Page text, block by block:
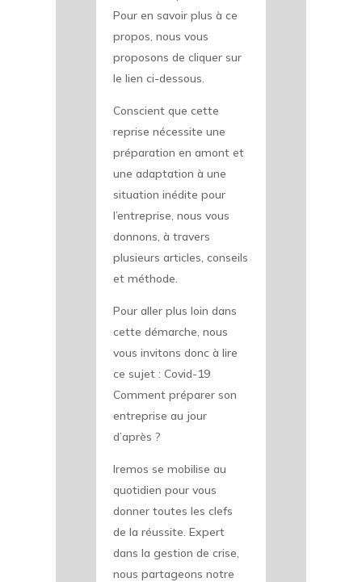
Pour en savoir plus à ce
propos, nous vous
proposons de cliquer sur
le lien ci-dessous.
Conscient que cette
reprise nécessite une
préparation en amont et
une adaptation à une
situation inédite pour
l’entreprise, nous vous
donnons, à travers
plusieurs articles, conseils
et méthode.
Pour aller plus loin dans
cette démarche, nous
vous invitons donc à lire
ce sujet : Covid-19
Comment préparer son
entreprise au jour
d’après ?
Iremos se mobilise au
quotidien pour vous
donner toutes les clefs
de la réussite. Expert
dans la gestion de crise,
nous partageons notre